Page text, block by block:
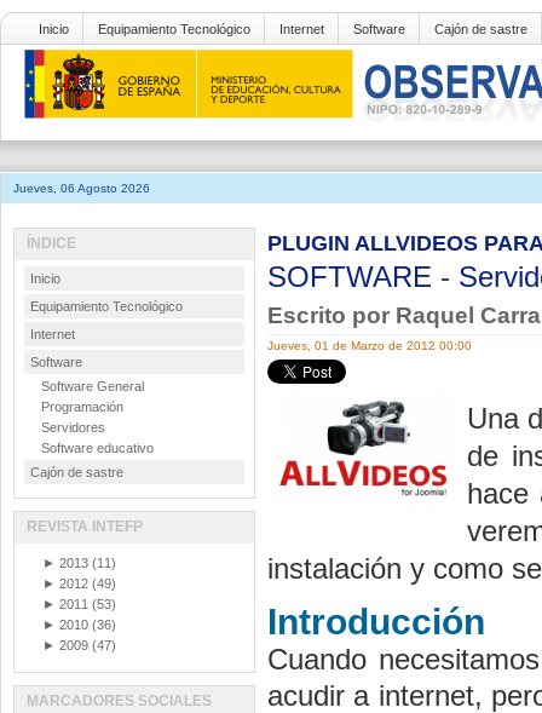
Inicio Equipamiento Tecnológico Internet Software Cajón de sastre
Jueves, 06 Agosto 2026
PLUGIN ALLVIDEOS
SOFTWARE -
Escrito por Raquel
Jueves, 01 de Marzo de 2012 00:00
Una
de
hace
instalación y como
Introducción
Cuando
acudir a internet,
ÍNDICE
Inicio
Equipamiento Tecnológico
Internet
Software
Software General
Programación
Servidores
Software educativo
Cajón de sastre
REVISTA INTEFP
► 2013 (11)
► 2012 (49)
► 2011 (53)
► 2010 (36)
► 2009 (47)
MARCADORES SOCIALES